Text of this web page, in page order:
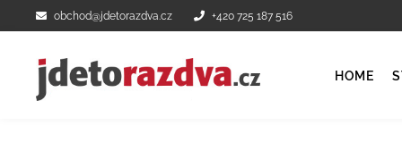
obchod@jdetorazdva.cz +420 725 187 516
HOME